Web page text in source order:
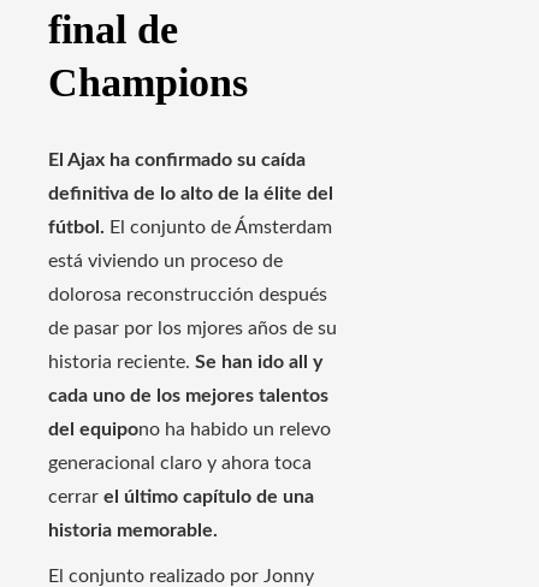
final de
Champions
El Ajax ha confirmado su caída
definitiva de lo alto de la élite del
fútbol. El conjunto de Ámsterdam
está viviendo un proceso de
dolorosa reconstrucción después
de pasar por los mjores años de su
historia reciente. Se han ido all y
cada uno de los mejores talentos
del equipono ha habido un relevo
generacional claro y ahora toca
cerrar el último capítulo de una
historia memorable.
El conjunto realizado por Jonny